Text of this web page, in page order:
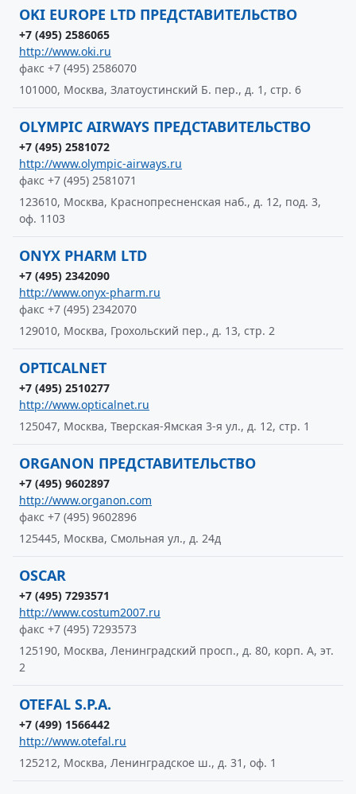
OKI EUROPE LTD ПРЕДСТАВИТЕЛЬСТВО
+7 (495) 2586065
http://www.oki.ru
факс +7 (495) 2586070
101000, Москва, Златоустинский Б. пер., д. 1, стр. 6
OLYMPIC AIRWAYS ПРЕДСТАВИТЕЛЬСТВО
+7 (495) 2581072
http://www.olympic-airways.ru
факс +7 (495) 2581071
123610, Москва, Краснопресненская наб., д. 12, под. 3,
оф. 1103
ONYX PHARM LTD
+7 (495) 2342090
http://www.onyx-pharm.ru
факс +7 (495) 2342070
129010, Москва, Грохольский пер., д. 13, стр. 2
OPTICALNET
+7 (495) 2510277
http://www.opticalnet.ru
125047, Москва, Тверская-Ямская 3-я ул., д. 12, стр. 1
ORGANON ПРЕДСТАВИТЕЛЬСТВО
+7 (495) 9602897
http://www.organon.com
факс +7 (495) 9602896
125445, Москва, Смольная ул., д. 24д
OSCAR
+7 (495) 7293571
http://www.costum2007.ru
факс +7 (495) 7293573
125190, Москва, Ленинградский просп., д. 80, корп. А, эт.
2
OTEFAL S.P.A.
+7 (499) 1566442
http://www.otefal.ru
125212, Москва, Ленинградское ш., д. 31, оф. 1